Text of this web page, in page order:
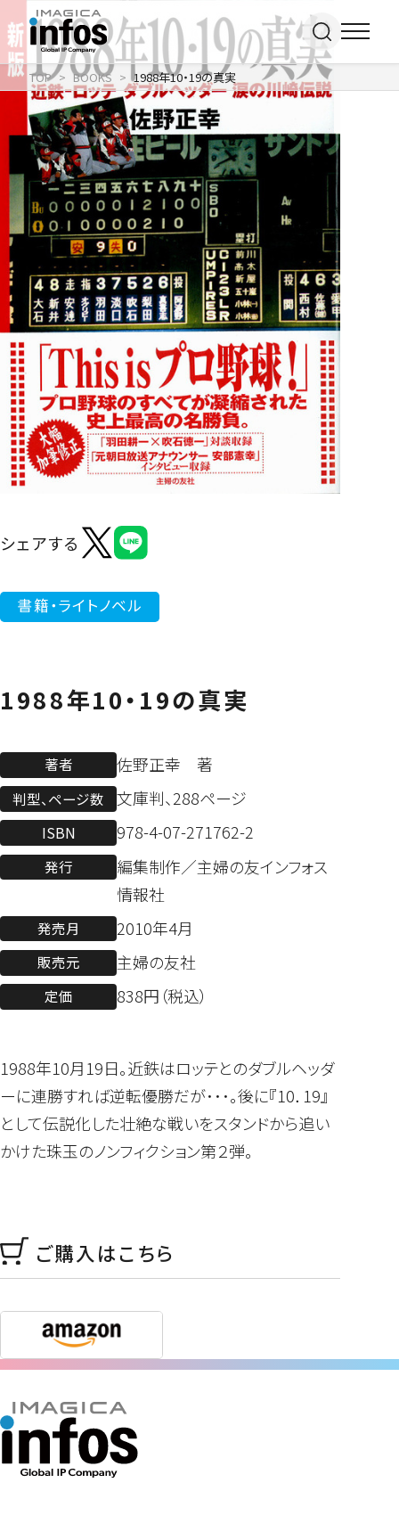
IP / MEDIA
事業紹介 TOP
出版事業
ライトアニメ事業
メディア事業
イベント事業／
配信事業
アパレル事業
COMPANY
会社情報 TOP
企業理念
会社概要
アクセス
沿革
RECRUIT
採用情報 TOP
新卒採用
中途・
アルバイト採用
よくあるご質問
ONLINE SHOP
TOP BOOKS 1988年10・19の真実
シェアする
書籍・ライトノベル
1988年10・19の真実
著者 佐野正幸 著
判型、ページ数 文庫判、288ページ
ISBN 978-4-07-271762-2
発行
編集制作／主婦の友インフォス
情報社
発売月 2010年4月
販売元 主婦の友社
定価 838円（税込）
1988年10月19日。近鉄はロッテとのダブルヘッダ
ーに連勝すれば逆転優勝だが･･･。後に『10．19』
として伝説化した壮絶な戦いをスタンドから追い
かけた珠玉のノンフィクション第２弾。
ご購入はこちら